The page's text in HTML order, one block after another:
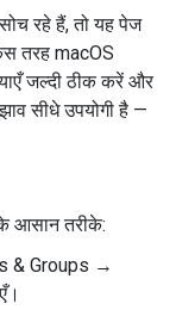
रहे हैं, तो यह पेज
तरह macOS
जल्दी ठीक करें और
सीधे उपयोगी है —
आसान तरीके:
& Groups →